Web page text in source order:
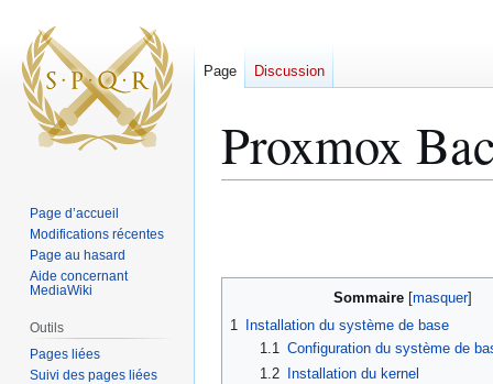
Proxmox
navigation
recherche
Sommaire
1
Installation du système de base
1.1 Configuration du système de
1.2
Installation du kernel
Page Discussion
Page d’accueil
Modifications récentes
Page au hasard
Aide concernant
MediaWiki
Outils
Pages liées
Suivi des pages liées